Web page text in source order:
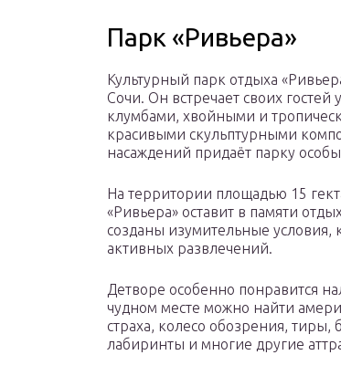
Парк «Ривьера»
Культурный парк отдыха
Сочи. Он встречает своих
клумбами, хвойными и
красивыми скульптурными
насаждений придаёт парку
На территории площадью 15
«Ривьера» оставит в памяти
созданы изумительные условия,
активных развлечений.
Детворе особенно понравится
чудном месте можно найти
страха, колесо обозрения,
лабиринты и многие другие